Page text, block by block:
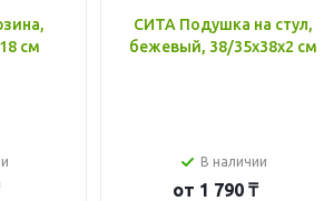
см
СИТА Подушка на стул,
бежевый, 38/35x38x2 см
В наличии
от 1 790 ₸